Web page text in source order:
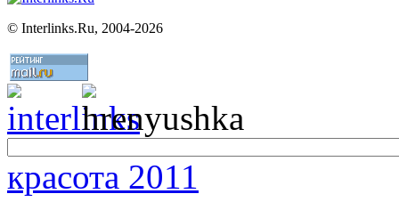
© Interlinks.Ru, 2004-2026
красота 2011